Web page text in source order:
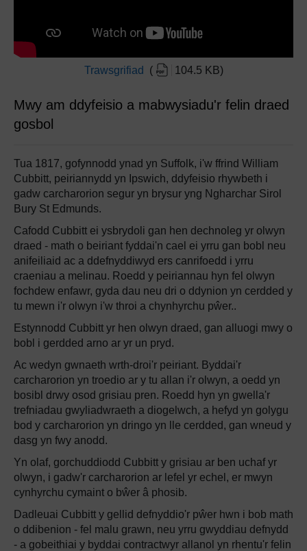
Trawsgrifiad ( 104.5 KB)
Mwy am ddyfeisio a mabwysiadu'r felin draed
gosbol
Tua 1817, gofynnodd ynad yn Suffolk, i'w ffrind William
Cubbitt, peiriannydd yn Ipswich, ddyfeisio rhywbeth i
gadw carcharorion segur yn brysur yng Ngharchar Sirol
Bury St Edmunds.
Cafodd Cubbitt ei ysbrydoli gan hen dechnoleg yr olwyn
draed - math o beiriant fyddai'n cael ei yrru gan bobl neu
anifeiliaid ac a ddefnyddiwyd ers canrifoedd i yrru
craeniau a melinau. Roedd y peiriannau hyn fel olwyn
fochdew enfawr, gyda dau neu dri o ddynion yn cerdded y
tu mewn i'r olwyn i'w throi a chynhyrchu pŵer..
Estynnodd Cubbitt yr hen olwyn draed, gan alluogi mwy o
bobl i gerdded arno ar yr un pryd.
Ac wedyn gwnaeth wrth-droi'r peiriant. Byddai'r
carcharorion yn troedio ar y tu allan i'r olwyn, a oedd yn
bosibl drwy osod grisiau pren. Roedd hyn yn gwella'r
trefniadau gwyliadwraeth a diogelwch, a hefyd yn golygu
bod y carcharorion yn dringo yn lle cerdded, gan wneud y
dasg yn fwy anodd.
Yn olaf, gorchuddiodd Cubbitt y grisiau ar ben uchaf yr
olwyn, i gadw'r carcharorion ar lefel yr echel, er mwyn
cynhyrchu cymaint o bŵer â phosib.
Dadleuai Cubbitt y gellid defnyddio'r pŵer hwn i bob math
o ddibenion - fel malu grawn, neu yrru gwyddiau defnydd
- a gobeithiai y byddai contractwyr allanol yn rhentu'r felin